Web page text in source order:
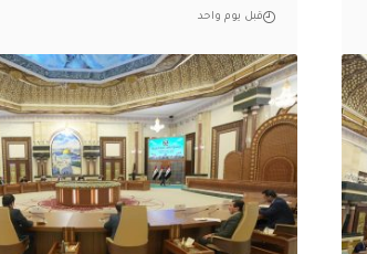
قبل يوم واحد